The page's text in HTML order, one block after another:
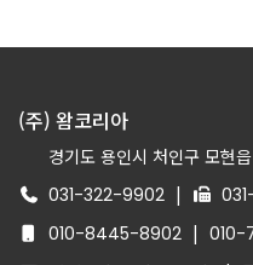
(주) 왐코리아
경기도 용인시 처인구 모현
031-322-9902 |
010-8445-8902 | 010-